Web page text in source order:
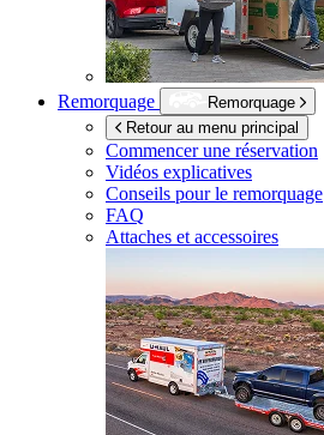
Remorquage
Remorquage
Retour au menu principal
Commencer une réservation
Vidéos explicatives
Conseils pour le remorquage
FAQ
Attaches et accessoires